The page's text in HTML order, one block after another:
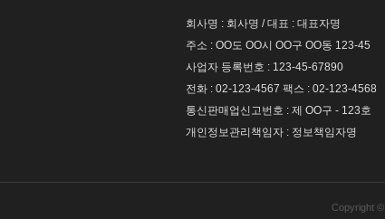
회사명 : 회사명 / 대표 : 대표자명
주소 : OO도 OO시 OO구 OO동 123-45
사업자 등록번호 : 123-45-67890
전화 : 02-123-4567 팩스 : 02-123-4568
통신판매업신고번호 : 제 OO구 - 123호
개인정보관리책임자 : 정보책임자명
Copyright ©